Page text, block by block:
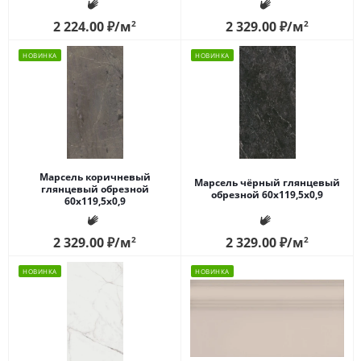
2 224.00₽/м2 2 329.00₽/м2
НОВИНКА
Марсель коричневый
глянцевый обрезной
60x119,5x0,9
2 329.00₽/м2
НОВИНКА
Марсель чёрный глянцевый
обрезной 60x119,5x0,9
2 329.00₽/м2
НОВИНКА НОВИНКА